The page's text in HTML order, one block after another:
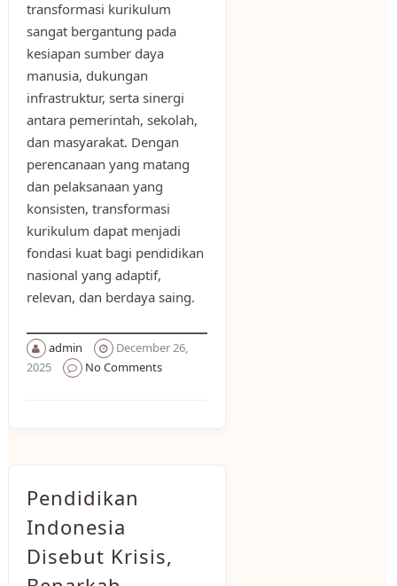
transformasi kurikulum
sangat bergantung pada
kesiapan sumber daya
manusia, dukungan
infrastruktur, serta sinergi
antara pemerintah, sekolah,
dan masyarakat. Dengan
perencanaan yang matang
dan pelaksanaan yang
konsisten, transformasi
kurikulum dapat menjadi
fondasi kuat bagi pendidikan
nasional yang adaptif,
relevan, dan berdaya saing.
admin
December 26,
2025
No Comments
Pendidikan
Indonesia
Disebut Krisis,